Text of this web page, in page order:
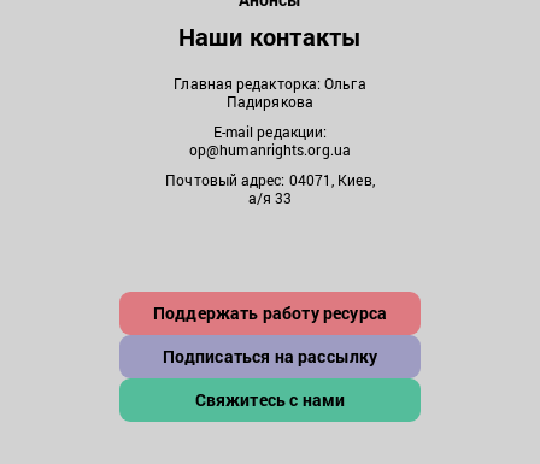
Наши контакты
Главная редакторка: Ольга
Падирякова
E-mail редакции:
op@humanrights.org.ua
Почтовый адрес: 04071, Киев,
а/я 33
Поддержать работу ресурса
Подписаться на рассылку
Свяжитесь с нами